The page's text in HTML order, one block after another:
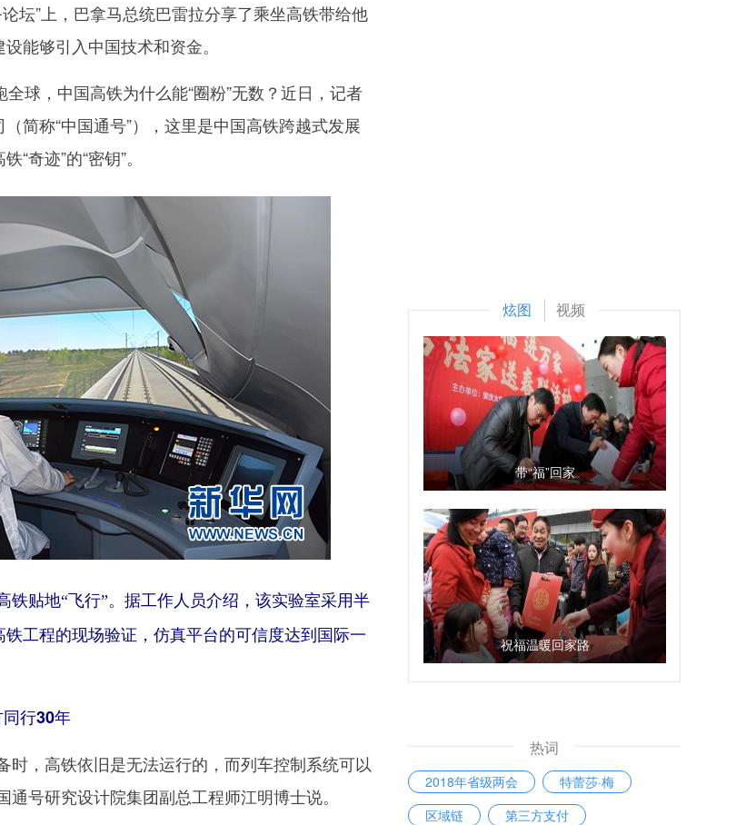
”上，巴拿马总统巴雷拉分享了乘坐高铁带给他
能够引入中国技术和资金。
，中国高铁为什么能“圈粉”无数？近日，记者
（简称“中国通号”），这里是中国高铁跨越式发展
奇迹”的“密钥”。
铁贴地“飞行”。据工作人员介绍，该实验室采用半
工程的现场验证，仿真平台的可信度达到国际一
行30年
，高铁依旧是无法运行的，而列车控制系统可以
号研究设计院集团副总工程师江明博士说。
炫图 视频
带“福”回家
祝福温暖回家路
热词
2018年省级两会
特蕾莎·梅
区域链
第三方支付